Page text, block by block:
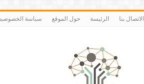
الاتصال بنا الرئيسة حول الموقع سياسة